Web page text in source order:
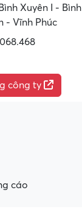
Xuyên I - Bình
- Vĩnh Phúc
công ty
cáo